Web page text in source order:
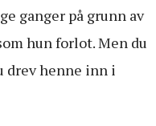
ganger på grunn av
hun forlot. Men du
drev henne inn i